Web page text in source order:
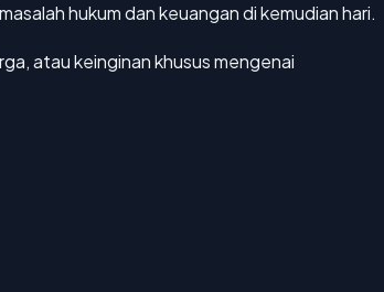
hukum dan keuangan di kemudian hari.
atau keinginan khusus mengenai